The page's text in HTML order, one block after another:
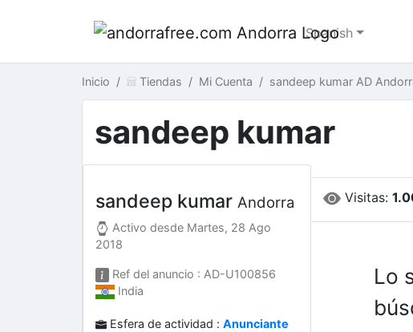
Spanish
Inicio Tiendas Mi Cuenta sandeep kumar AD
sandeep kumar
Visitas:
Lo
sandeep kumar Andorra
Activo desde Martes, 28 Ago
2018
Ref del anuncio : AD-U100856
India
Esfera de actividad :Anunciante